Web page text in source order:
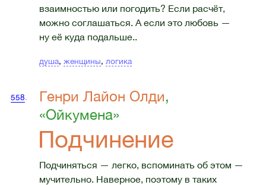
взаимностью или погодить? Если расчёт,
можно соглашаться. А если это любовь —
ну её куда подальше..
душа,женщины,логика
558. Генри Лайон Олди,
«Ойкумена»
Подчинение
Подчиняться — легко, вспоминать об этом —
мучительно. Наверное, поэтому в таких